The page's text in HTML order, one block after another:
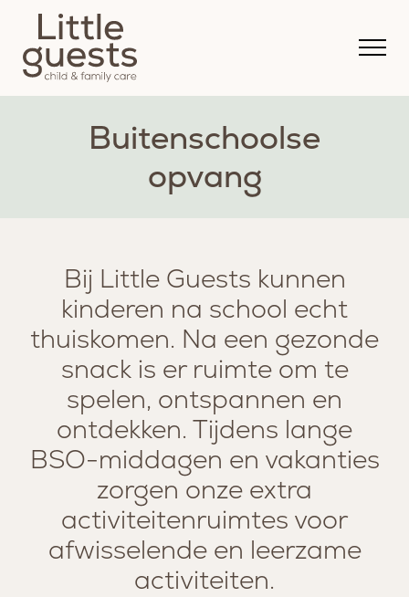
Buitenschoolse
opvang
Bij Little Guests kunnen
kinderen na school echt
thuiskomen. Na een gezonde
snack is er ruimte om te
spelen, ontspannen en
ontdekken. Tijdens lange
BSO-middagen en vakanties
zorgen onze extra
activiteitenruimtes voor
afwisselende en leerzame
activiteiten.